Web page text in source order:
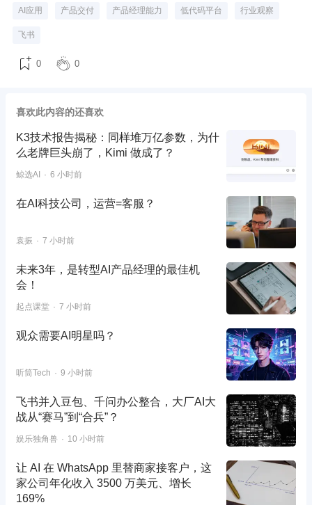
AI应用 产品交付 产品经理能力 低代码平台 行业观察
飞书
0 0
喜欢此内容的还喜欢
K3技术报告揭秘：同样堆万亿参数，为什
么老牌巨头崩了，Kimi 做成了？
鲸选AI 6 小时前
在AI科技公司，运营=客服？
袁振 7 小时前
未来3年，是转型AI产品经理的最佳机
会！
起点课堂 7 小时前
观众需要AI明星吗？
听筒Tech 9 小时前
飞书并入豆包、千问办公整合，大厂AI大
战从“赛马”到“合兵”？
娱乐独角兽 10 小时前
让 AI 在 WhatsApp 里替商家接客户，这
家公司年化收入 3500 万美元、增长
169%